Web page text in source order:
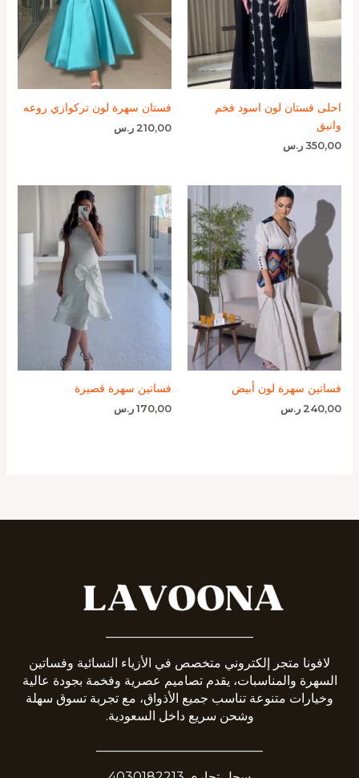
احلى فستان لون اسود فخم
وانيق
350,00 ر.س
فستان سهرة لون تركوازي روعه
210,00 ر.س
فساتين سهرة لون أبيض
240,00 ر.س
فساتين سهرة قصيرة
170,00 ر.س
لافونا متجر إلكتروني متخصص في الأزياء النسائية وفساتين
السهرة والمناسبات، يقدم تصاميم عصرية وفخمة بجودة عالية
وخيارات متنوعة تناسب جميع الأذواق، مع تجربة تسوق سهلة
وشحن سريع داخل السعودية.